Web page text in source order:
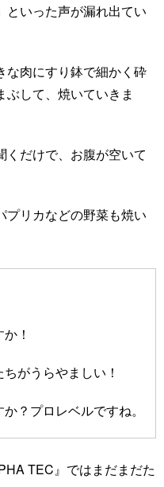
といった声が漏れ出てい
な肉にすり鉢で細かく砕
して、焼いていきま
くだけで、お腹が空いて
プリカなどの野菜も焼い
！
がうらやましい！
？プロレベルですね。
TEC』ではまだまだた